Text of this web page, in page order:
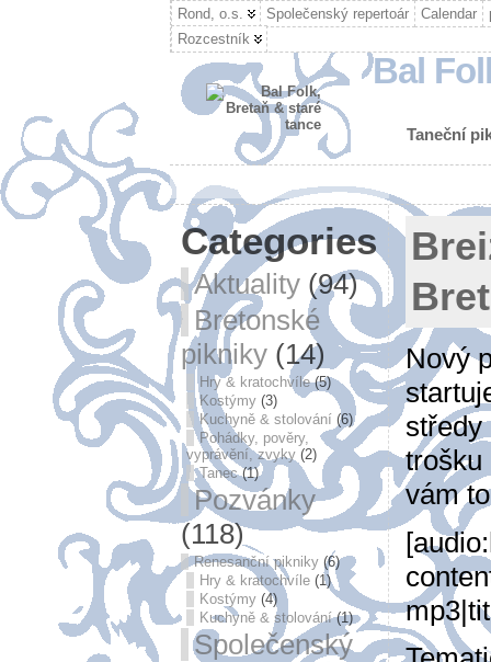
Rond, o.s. Společenský repertoár Calendar
Rozcestník
Bal
Taneční
Categories
Aktuality(94)
Bretonské
pikniky(14)
Hry & kratochvíle(5)
Kostýmy(3)
Kuchyně & stolování(6)
Pohádky, pověry,
vyprávění, zvyky(2)
Tanec(1)
Pozvánky
(118)
Renesanční pikniky(6)
Hry & kratochvíle(1)
Kostýmy(4)
Kuchyně & stolování(1)
Společenský
Nový
středy
trošku
vám